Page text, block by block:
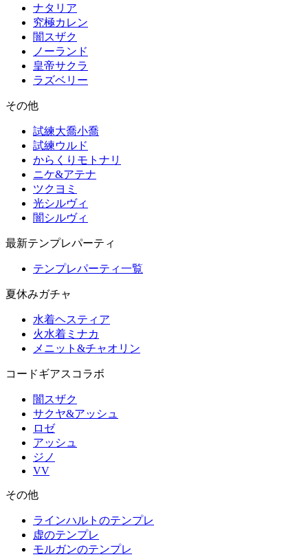
ナタリア
究極カレン
闇スザク
ノーランド
皇帝サクラ
ラズベリー
その他
試練大喬小喬
試練ウルド
からくりモトナリ
ニケ&アテナ
ツクヨミ
光シルヴィ
闇シルヴィ
最新テンプレパーティ
テンプレパーティ一覧
夏休みガチャ
水着ヘスティア
火水着ミナカ
メニット&チャオリン
コードギアスコラボ
闇スザク
サクヤ&アッシュ
ロゼ
アッシュ
ジノ
VV
その他
ラインハルトのテンプレ
虚のテンプレ
モルガンのテンプレ